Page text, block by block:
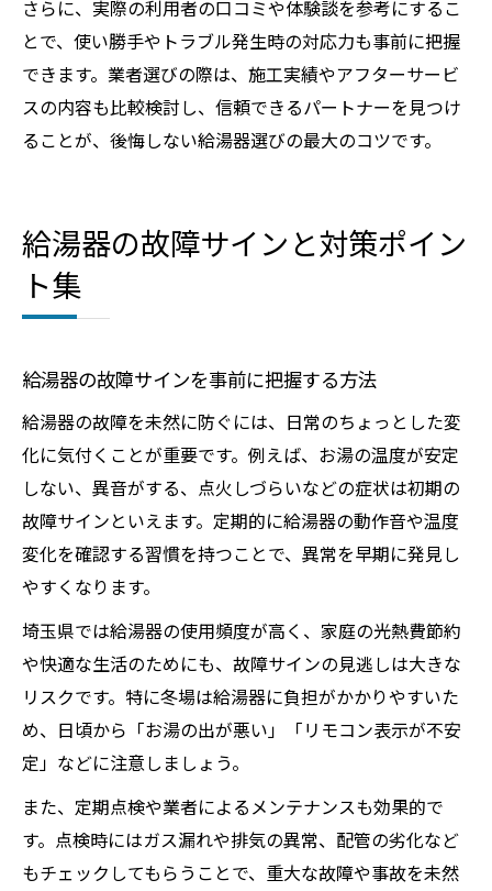
さらに、実際の利用者の口コミや体験談を参考にするこ
とで、使い勝手やトラブル発生時の対応力も事前に把握
できます。業者選びの際は、施工実績やアフターサービ
スの内容も比較検討し、信頼できるパートナーを見つけ
ることが、後悔しない給湯器選びの最大のコツです。
給湯器の故障サインと対策ポイン
ト集
給湯器の故障サインを事前に把握する方法
給湯器の故障を未然に防ぐには、日常のちょっとした変
化に気付くことが重要です。例えば、お湯の温度が安定
しない、異音がする、点火しづらいなどの症状は初期の
故障サインといえます。定期的に給湯器の動作音や温度
変化を確認する習慣を持つことで、異常を早期に発見し
やすくなります。
埼玉県では給湯器の使用頻度が高く、家庭の光熱費節約
や快適な生活のためにも、故障サインの見逃しは大きな
リスクです。特に冬場は給湯器に負担がかかりやすいた
め、日頃から「お湯の出が悪い」「リモコン表示が不安
定」などに注意しましょう。
また、定期点検や業者によるメンテナンスも効果的で
す。点検時にはガス漏れや排気の異常、配管の劣化など
もチェックしてもらうことで、重大な故障や事故を未然